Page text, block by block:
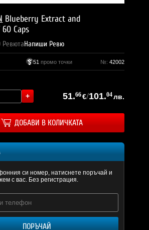
Blueberry Extract and
Caps
РевютаНапиши Ревю
51 промо точки №: 42002
51.66€/101.04лв.
ДОБАВИ В КОЛИЧКАТА
си номер, натиснете поръчай и
с вас. Без регистрация.
ПОРЪЧАЙ